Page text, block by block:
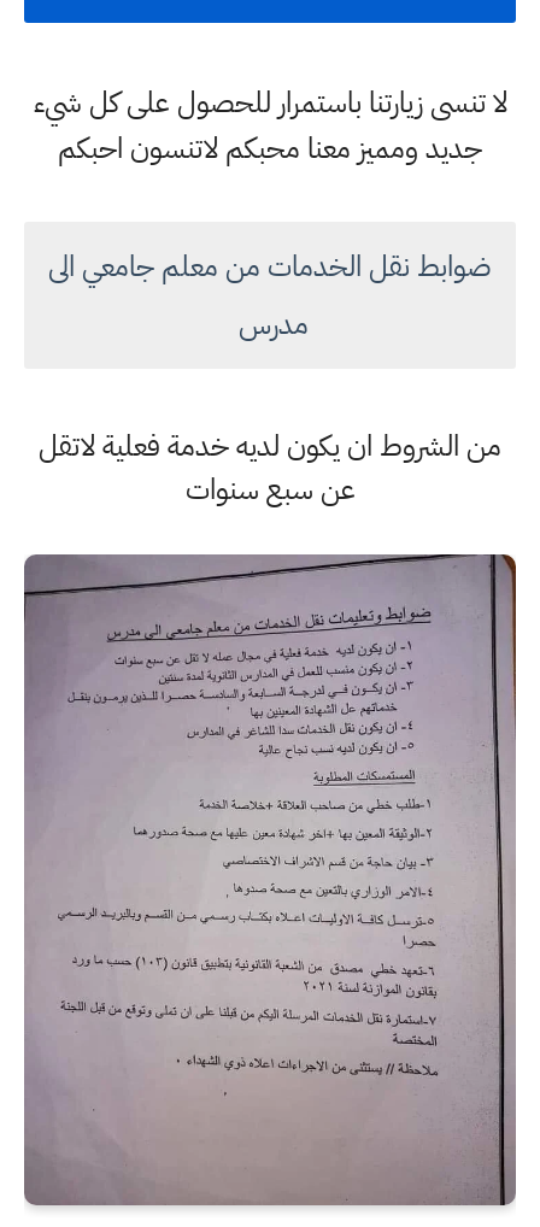
لا تنسى زيارتنا باستمرار للحصول على كل شيء
جديد ومميز معنا محبكم لاتنسون احبكم
ضوابط نقل الخدمات من معلم جامعي الى
مدرس
من الشروط ان يكون لديه خدمة فعلية لاتقل
عن سبع سنوات